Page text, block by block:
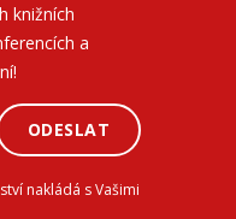
knižních
a
ODESLAT
nakládá s Vašimi